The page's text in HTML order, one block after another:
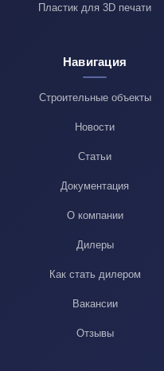
Пластик для 3D печати
Навигация
Строительные объекты
Новости
Статьи
Документация
О компании
Дилеры
Как стать дилером
Вакансии
Отзывы